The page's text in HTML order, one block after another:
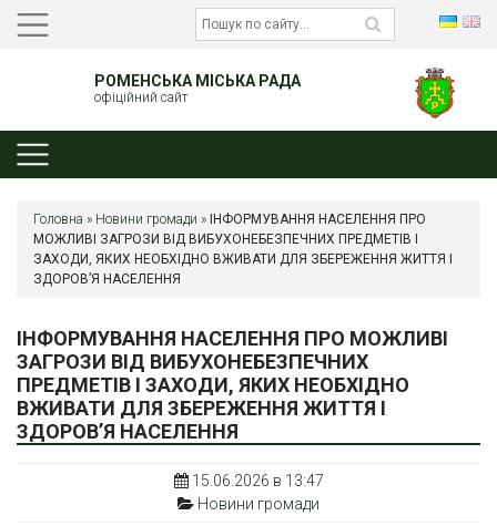
РОМЕНСЬКА МІСЬКА РАДА
офіційний сайт
Головна » Новини громади » ІНФОРМУВАННЯ НАСЕЛЕННЯ ПРО
МОЖЛИВІ ЗАГРОЗИ ВІД ВИБУХОНЕБЕЗПЕЧНИХ ПРЕДМЕТІВ І
ЗАХОДИ, ЯКИХ НЕОБХІДНО ВЖИВАТИ ДЛЯ ЗБЕРЕЖЕННЯ ЖИТТЯ І
ЗДОРОВ’Я НАСЕЛЕННЯ
ІНФОРМУВАННЯ НАСЕЛЕННЯ ПРО МОЖЛИВІ
ЗАГРОЗИ ВІД ВИБУХОНЕБЕЗПЕЧНИХ
ПРЕДМЕТІВ І ЗАХОДИ, ЯКИХ НЕОБХІДНО
ВЖИВАТИ ДЛЯ ЗБЕРЕЖЕННЯ ЖИТТЯ І
ЗДОРОВ’Я НАСЕЛЕННЯ
15.06.2026 в 13:47
Новини громади